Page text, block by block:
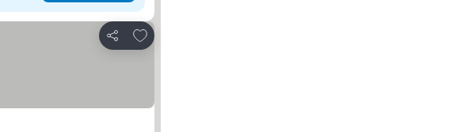
Partilhar
Adicionar aos favoritos